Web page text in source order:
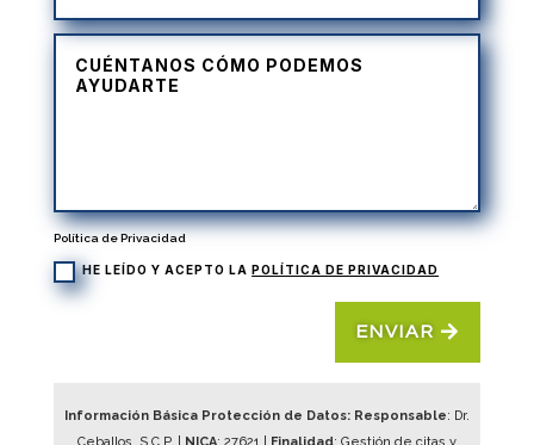
Política de Privacidad
HE LEÍDO Y ACEPTO LA POLÍTICA DE PRIVACIDAD
ENVIAR
Información Básica Protección de Datos: Responsable: Dr.